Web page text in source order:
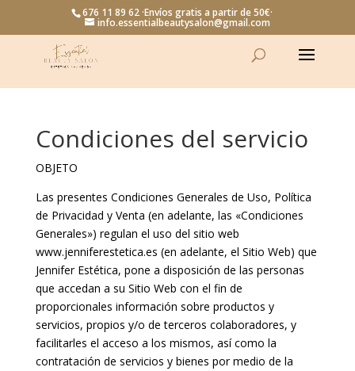
676 11 89 62 ·Envíos gratis a partir de 50€·
info.essentialbeautysalon@gmail.com
Condiciones del servicio
OBJETO
Las presentes Condiciones Generales de Uso, Política
de Privacidad y Venta (en adelante, las «Condiciones
Generales») regulan el uso del sitio web
www.jenniferestetica.es (en adelante, el Sitio Web) que
Jennifer Estética, pone a disposición de las personas
que accedan a su Sitio Web con el fin de
proporcionales información sobre productos y
servicios, propios y/o de terceros colaboradores, y
facilitarles el acceso a los mismos, así como la
contratación de servicios y bienes por medio de la